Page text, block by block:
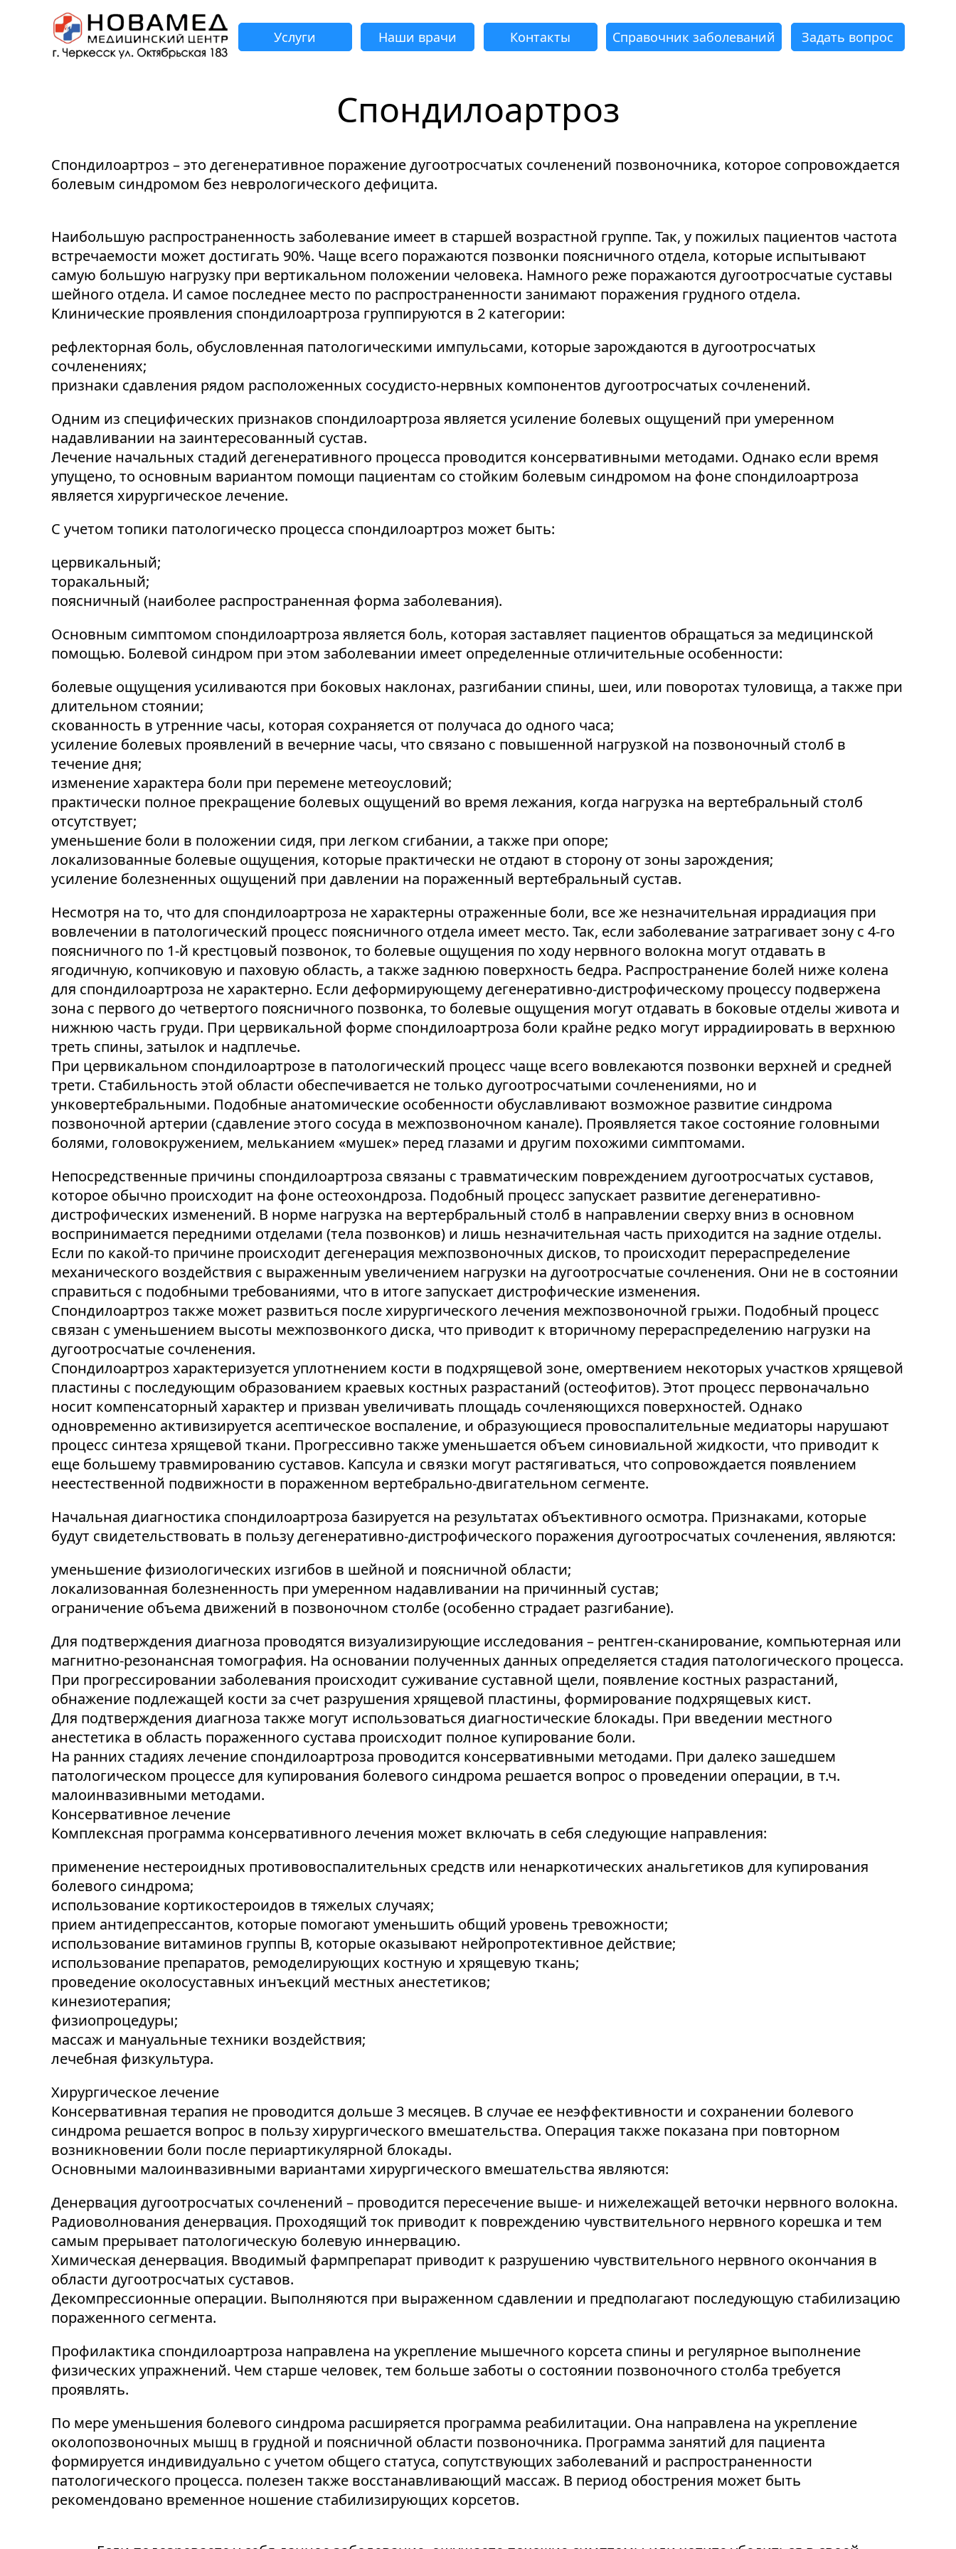
Услуги Наши врачи Контакты Справочник заболеваний Задать вопрос
Задать вопрос
Я принимаю"Cоглашение
об обработке персональных данных."
Отправить вопрос
Успешно
Мы свяжемся с вами в ближайшее время
Неудача
Некорректно введен номер телефона
Неудача
Отклонена капча
Неудача
Не введено имя или вопрос
Неудача
Не принято соглашение
Спондилоартроз
Спондилоартроз – это дегенеративное поражение дугоотросчатых сочленений позвоночника, которое сопровождается
болевым синдромом без неврологического дефицита.
Наибольшую распространенность заболевание имеет в старшей возрастной группе. Так, у пожилых пациентов частота
встречаемости может достигать 90%. Чаще всего поражаются позвонки поясничного отдела, которые испытывают
самую большую нагрузку при вертикальном положении человека. Намного реже поражаются дугоотросчатые суставы
шейного отдела. И самое последнее место по распространенности занимают поражения грудного отдела.
Клинические проявления спондилоартроза группируются в 2 категории:
рефлекторная боль, обусловленная патологическими импульсами, которые зарождаются в дугоотросчатых
сочленениях;
признаки сдавления рядом расположенных сосудисто-нервных компонентов дугоотросчатых сочленений.
Одним из специфических признаков спондилоартроза является усиление болевых ощущений при умеренном
надавливании на заинтересованный сустав.
Лечение начальных стадий дегенеративного процесса проводится консервативными методами. Однако если время
упущено, то основным вариантом помощи пациентам со стойким болевым синдромом на фоне спондилоартроза
является хирургическое лечение.
С учетом топики патологическо процесса спондилоартроз может быть:
цервикальный;
торакальный;
поясничный (наиболее распространенная форма заболевания).
Основным симптомом спондилоартроза является боль, которая заставляет пациентов обращаться за медицинской
помощью. Болевой синдром при этом заболевании имеет определенные отличительные особенности:
болевые ощущения усиливаются при боковых наклонах, разгибании спины, шеи, или поворотах туловища, а также при
длительном стоянии;
скованность в утренние часы, которая сохраняется от получаса до одного часа;
усиление болевых проявлений в вечерние часы, что связано с повышенной нагрузкой на позвоночный столб в
течение дня;
изменение характера боли при перемене метеоусловий;
практически полное прекращение болевых ощущений во время лежания, когда нагрузка на вертебральный столб
отсутствует;
уменьшение боли в положении сидя, при легком сгибании, а также при опоре;
локализованные болевые ощущения, которые практически не отдают в сторону от зоны зарождения;
усиление болезненных ощущений при давлении на пораженный вертебральный сустав.
Несмотря на то, что для спондилоартроза не характерны отраженные боли, все же незначительная иррадиация при
вовлечении в патологический процесс поясничного отдела имеет место. Так, если заболевание затрагивает зону с 4-го
поясничного по 1-й крестцовый позвонок, то болевые ощущения по ходу нервного волокна могут отдавать в
ягодичную, копчиковую и паховую область, а также заднюю поверхность бедра. Распространение болей ниже колена
для спондилоартроза не характерно. Если деформирующему дегенеративно-дистрофическому процессу подвержена
зона с первого до четвертого поясничного позвонка, то болевые ощущения могут отдавать в боковые отделы живота и
нижнюю часть груди. При цервикальной форме спондилоартроза боли крайне редко могут иррадиировать в верхнюю
треть спины, затылок и надплечье.
При цервикальном спондилоартрозе в патологический процесс чаще всего вовлекаются позвонки верхней и средней
трети. Стабильность этой области обеспечивается не только дугоотросчатыми сочленениями, но и
унковертебральными. Подобные анатомические особенности обуславливают возможное развитие синдрома
позвоночной артерии (сдавление этого сосуда в межпозвоночном канале). Проявляется такое состояние головными
болями, головокружением, мельканием «мушек» перед глазами и другим похожими симптомами.
Непосредственные причины спондилоартроза связаны с травматическим повреждением дугоотросчатых суставов,
которое обычно происходит на фоне остеохондроза. Подобный процесс запускает развитие дегенеративно-
дистрофических изменений. В норме нагрузка на вертербральный столб в направлении сверху вниз в основном
воспринимается передними отделами (тела позвонков) и лишь незначительная часть приходится на задние отделы.
Если по какой-то причине происходит дегенерация межпозвоночных дисков, то происходит перераспределение
механического воздействия с выраженным увеличением нагрузки на дугоотросчатые сочленения. Они не в состоянии
справиться с подобными требованиями, что в итоге запускает дистрофические изменения.
Спондилоартроз также может развиться после хирургического лечения межпозвоночной грыжи. Подобный процесс
связан с уменьшением высоты межпозвонкого диска, что приводит к вторичному перераспределению нагрузки на
дугоотросчатые сочленения.
Спондилоартроз характеризуется уплотнением кости в подхрящевой зоне, омертвением некоторых участков хрящевой
пластины с последующим образованием краевых костных разрастаний (остеофитов). Этот процесс первоначально
носит компенсаторный характер и призван увеличивать площадь сочленяющихся поверхностей. Однако
одновременно активизируется асептическое воспаление, и образующиеся провоспалительные медиаторы нарушают
процесс синтеза хрящевой ткани. Прогрессивно также уменьшается объем синовиальной жидкости, что приводит к
еще большему травмированию суставов. Капсула и связки могут растягиваться, что сопровождается появлением
неестественной подвижности в пораженном вертебрально-двигательном сегменте.
Начальная диагностика спондилоартроза базируется на результатах объективного осмотра. Признаками, которые
будут свидетельствовать в пользу дегенеративно-дистрофического поражения дугоотросчатых сочленения, являются:
уменьшение физиологических изгибов в шейной и поясничной области;
локализованная болезненность при умеренном надавливании на причинный сустав;
ограничение объема движений в позвоночном столбе (особенно страдает разгибание).
Для подтверждения диагноза проводятся визуализирующие исследования – рентген-сканирование, компьютерная или
магнитно-резонансная томография. На основании полученных данных определяется стадия патологического процесса.
При прогрессировании заболевания происходит суживание суставной щели, появление костных разрастаний,
обнажение подлежащей кости за счет разрушения хрящевой пластины, формирование подхрящевых кист.
Для подтверждения диагноза также могут использоваться диагностические блокады. При введении местного
анестетика в область пораженного сустава происходит полное купирование боли.
На ранних стадиях лечение спондилоартроза проводится консервативными методами. При далеко зашедшем
патологическом процессе для купирования болевого синдрома решается вопрос о проведении операции, в т.ч.
малоинвазивными методами.
Консервативное лечение
Комплексная программа консервативного лечения может включать в себя следующие направления:
применение нестероидных противовоспалительных средств или ненаркотических анальгетиков для купирования
болевого синдрома;
использование кортикостероидов в тяжелых случаях;
прием антидепрессантов, которые помогают уменьшить общий уровень тревожности;
использование витаминов группы В, которые оказывают нейропротективное действие;
использование препаратов, ремоделирующих костную и хрящевую ткань;
проведение околосуставных инъекций местных анестетиков;
кинезиотерапия;
физиопроцедуры;
массаж и мануальные техники воздействия;
лечебная физкультура.
Хирургическое лечение
Консервативная терапия не проводится дольше 3 месяцев. В случае ее неэффективности и сохранении болевого
синдрома решается вопрос в пользу хирургического вмешательства. Операция также показана при повторном
возникновении боли после периартикулярной блокады.
Основными малоинвазивными вариантами хирургического вмешательства являются:
Денервация дугоотросчатых сочленений – проводится пересечение выше- и нижележащей веточки нервного волокна.
Радиоволнования денервация. Проходящий ток приводит к повреждению чувствительного нервного корешка и тем
самым прерывает патологическую болевую иннервацию.
Химическая денервация. Вводимый фармпрепарат приводит к разрушению чувствительного нервного окончания в
области дугоотросчатых суставов.
Декомпрессионные операции. Выполняются при выраженном сдавлении и предполагают последующую стабилизацию
пораженного сегмента.
Профилактика спондилоартроза направлена на укрепление мышечного корсета спины и регулярное выполнение
физических упражнений. Чем старше человек, тем больше заботы о состоянии позвоночного столба требуется
проявлять.
По мере уменьшения болевого синдрома расширяется программа реабилитации. Она направлена на укрепление
околопозвоночных мышц в грудной и поясничной области позвоночника. Программа занятий для пациента
формируется индивидуально с учетом общего статуса, сопутствующих заболеваний и распространенности
патологического процесса. полезен также восстанавливающий массаж. В период обострения может быть
рекомендовано временное ношение стабилизирующих корсетов.